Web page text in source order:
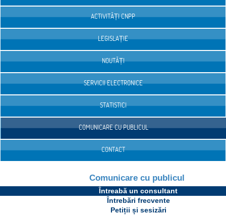
ACTIVITĂȚI CNPP
LEGISLAȚIE
NOUTĂȚI
SERVICII ELECTRONICE
STATISTICI
COMUNICARE CU PUBLICUL
CONTACT
Comunicare cu publicul
Întreabă un consultant
Întrebări frecvente
Petiții și sesizări